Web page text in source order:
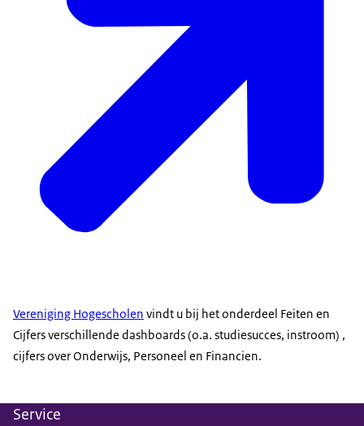
Vereniging Hogescholen vindt u bij het onderdeel Feiten en
Cijfers verschillende dashboards (o.a. studiesucces, instroom) ,
cijfers over Onderwijs, Personeel en Financien.
Service